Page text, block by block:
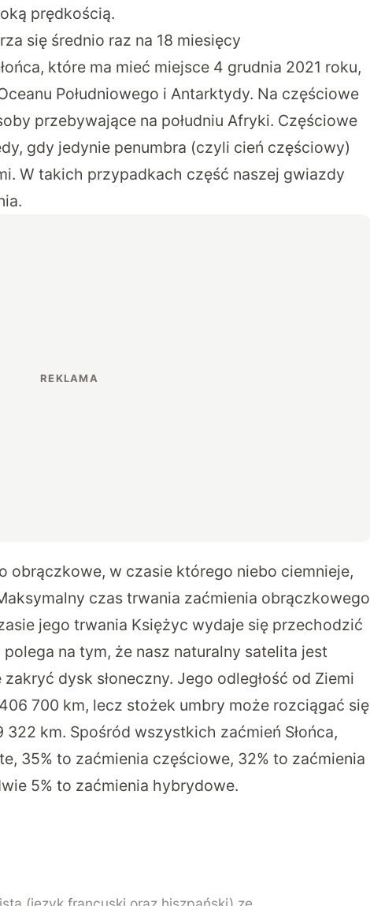
prędkością.
się średnio raz na 18 miesięcy
które ma mieć miejsce 4 grudnia 2021 roku,
Południowego i Antarktydy. Na częściowe
przebywające na południu Afryki. Częściowe
gdy jedynie penumbra (czyli cień częściowy)
W takich przypadkach część naszej gwiazdy
obrączkowe, w czasie którego niebo ciemnieje,
czas trwania zaćmienia obrączkowego
jego trwania Księżyc wydaje się przechodzić
polega na tym, że nasz naturalny satelita jest
dysk słoneczny. Jego odległość od Ziemi
700 km, lecz stożek umbry może rozciągać się
322 km. Spośród wszystkich zaćmień Słońca,
35% to zaćmienia częściowe, 32% to zaćmienia
5% to zaćmienia hybrydowe.